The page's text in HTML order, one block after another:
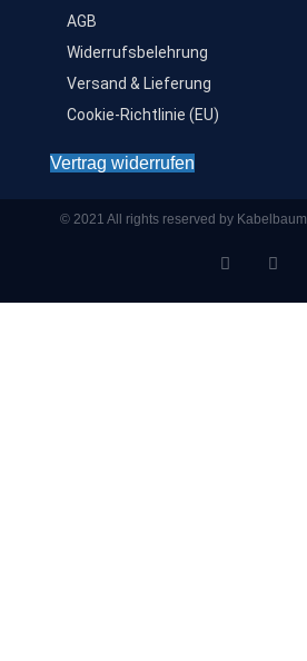
AGB
Widerrufsbelehrung
Versand & Lieferung
Cookie-Richtlinie (EU)
Vertrag widerrufen
© 2021 All rights reserved by